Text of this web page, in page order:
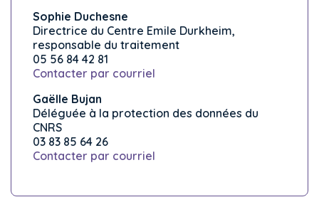
Sophie Duchesne
Directrice du Centre Emile Durkheim,
responsable du traitement
05 56 84 42 81
Contacter par courriel
Gaëlle Bujan
Déléguée à la protection des données du
CNRS
03 83 85 64 26
Contacter par courriel